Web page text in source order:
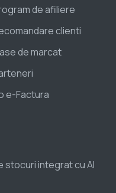
de afiliere
clienti
de marcat
e-Factura
stocuri integrat cu AI